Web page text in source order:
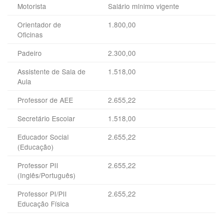
Motorista
Salário mínimo vigente
Orientador de
Oficinas
1.800,00
Padeiro
2.300,00
Assistente de Sala de
Aula
1.518,00
Professor de AEE
2.655,22
Secretário Escolar
1.518,00
Educador Social
(Educação)
2.655,22
Professor PII
(Inglês/Português)
2.655,22
Professor PI/PII
Educação Física
2.655,22